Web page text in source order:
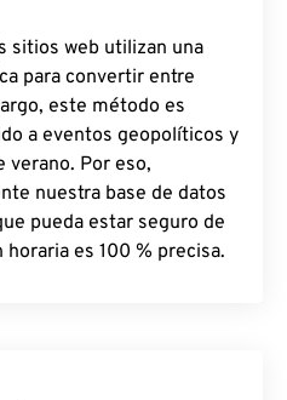
sitios web utilizan una
para convertir entre
este método es
a eventos geopolíticos y
verano. Por eso,
nuestra base de datos
pueda estar seguro de
es 100 % precisa.